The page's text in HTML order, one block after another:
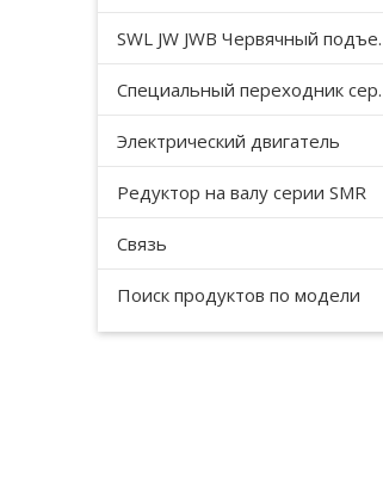
SWL JW JWB
Специальный
Электрический двигатель
Редуктор на валу серии SMR
Связь
Поиск продуктов по модели